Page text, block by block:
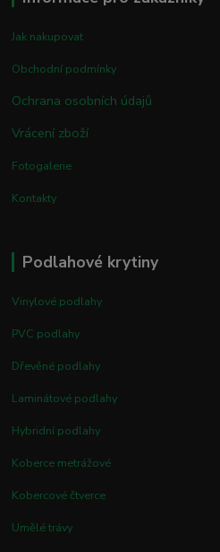
Jak nakupovat
Obchodní podmínky
Ochrana osobních údajů
Vrácení zboží
Fotogalerie
Kontakty
Podlahové krytiny
Vinylové podlahy
PVC podlahy
Dřevěné podlahy
Laminátové podlahy
Hybridní podlahy
Koberce metrážové
Kobercové čtverce
Umělé trávy